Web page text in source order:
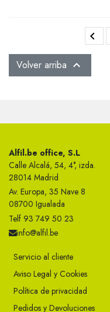

Volver arriba 
Alfil.be office, S.L
Calle Alcalá, 54, 4°, izda.
28014 Madrid
Av. Europa, 35 Nave 8
08700 Igualada
Telf 93 749 50 23
info@alfil.be
Servicio al cliente
Aviso Legal y Cookies
Política de privacidad
Pedidos y Devoluciones